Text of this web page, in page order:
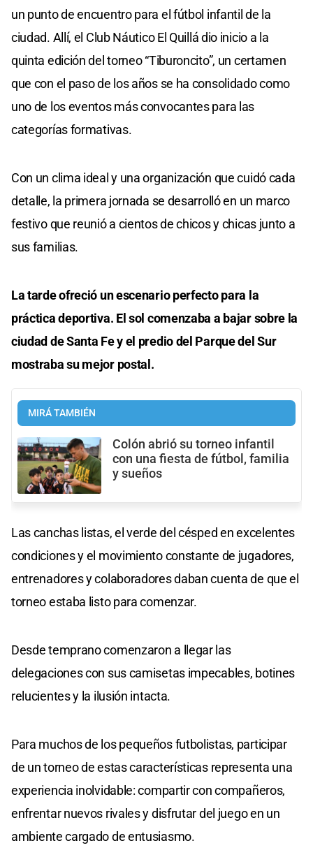
un punto de encuentro para el fútbol infantil de la
ciudad. Allí, el Club Náutico El Quillá dio inicio a la
quinta edición del torneo “Tiburoncito”, un certamen
que con el paso de los años se ha consolidado como
uno de los eventos más convocantes para las
categorías formativas.
Con un clima ideal y una organización que cuidó cada
detalle, la primera jornada se desarrolló en un marco
festivo que reunió a cientos de chicos y chicas junto a
sus familias.
La tarde ofreció un escenario perfecto para la
práctica deportiva. El sol comenzaba a bajar sobre la
ciudad de Santa Fe y el predio del Parque del Sur
mostraba su mejor postal.
MIRÁ TAMBIÉN
Colón abrió su torneo infantil
con una fiesta de fútbol, familia
y sueños
Las canchas listas, el verde del césped en excelentes
condiciones y el movimiento constante de jugadores,
entrenadores y colaboradores daban cuenta de que el
torneo estaba listo para comenzar.
Desde temprano comenzaron a llegar las
delegaciones con sus camisetas impecables, botines
relucientes y la ilusión intacta.
Para muchos de los pequeños futbolistas, participar
de un torneo de estas características representa una
experiencia inolvidable: compartir con compañeros,
enfrentar nuevos rivales y disfrutar del juego en un
ambiente cargado de entusiasmo.